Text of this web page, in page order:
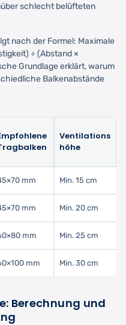
schlecht belüfteten
nach der Formel: Maximale
÷ (Abstand ×
Grundlage erklärt, warum
Balkenabstände
Ventilations
höhe
mm Min. 15 cm
mm Min. 20 cm
mm Min. 25 cm
mm Min. 30 cm
Berechnung und